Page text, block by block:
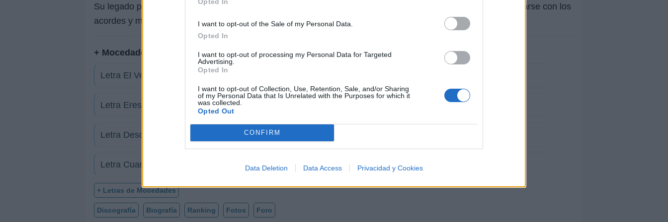
I want to opt-out of the Sale of my Personal Data.
Opted In
I want to opt-out of processing my Personal Data for Targeted
Advertising.
Opted In
I want to opt-out of Collection, Use, Retention, Sale, and/or Sharing
of my Personal Data that Is Unrelated with the Purposes for which it
was collected.
Opted Out
CONFIRM
Data Deletion Data Access Privacidad y Cookies
Su legado perdurará a lo largo del tiempo, garantizando que las futuras generaciones también puedan deleitarse con los
acordes y melodías que solo ellos pueden ofrecer.
+ Mocedades
Letra El Vendedor
Letra Eres Tú
Letra Desde Que Tú Te Has Ido
Letra Cuando Te Miro Letra Tómame O Déjame
+ Letras de Mocedades
Discografía Biografía Ranking Fotos Foro